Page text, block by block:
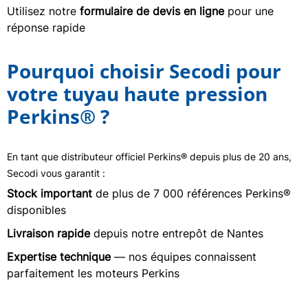
Utilisez notre formulaire de devis en lignepour une
réponse rapide
Pourquoi choisir Secodi pour
votre tuyau haute pression
Perkins® ?
En tant que distributeur officiel Perkins® depuis plus de 20 ans,
Secodi vous garantit :
Stock important de plus de 7 000 références Perkins®
disponibles
Livraison rapidedepuis notre entrepôt de Nantes
Expertise technique— nos équipes connaissent
parfaitement les moteurs Perkins